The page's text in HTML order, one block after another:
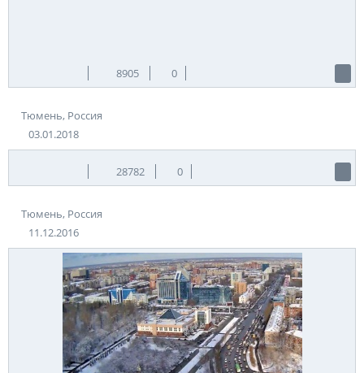
развлечься в парке аттракционов, 5D кинотеатре, или
провести пикник в одном из живописных парков. Для
разнообразие спортивных центров. Например –
«Воронинские горки», где можно заняться катанием на
лыжах, пейнтболом, картингом, посетить тренировки по
прыжкам на батуте, посмотреть соревнования по
различным видам спорта всероссийского и регионального
Теги: Россия
8905 0
Тюмень, Россия
03.01.2018
28782 0
Тюмень, Россия
11.12.2016